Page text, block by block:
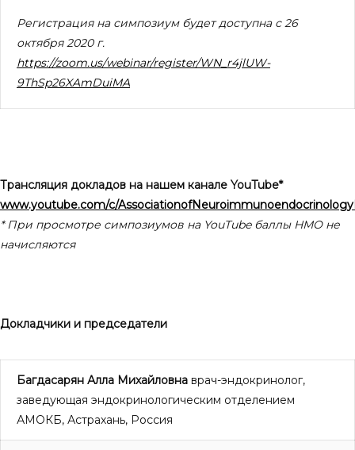
Регистрация на симпозиум будет доступна с 26
октября 2020 г.
https://zoom.us/webinar/register/WN_r4jlUW-
9ThSp26XAmDuiMA
Трансляция докладов на нашем канале YouTube*
www.youtube.com/c/
* При просмотре симпозиумов на YouTube баллы НМО не
начисляются
Докладчики и председатели
Багдасарян Алла Михайловна врач-эндокринолог,
заведующая эндокринологическим отделением
АМОКБ, Астрахань, Россия